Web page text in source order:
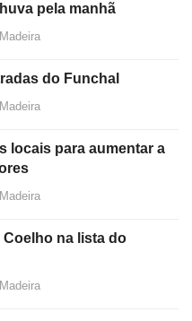
pela manhã
do Funchal
locais para aumentar a
na lista do